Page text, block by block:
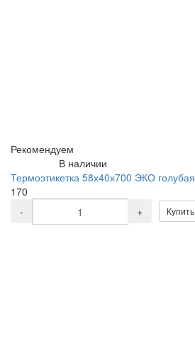
Рекомендуем
В наличии
Термоэтикетка 58х40х700 ЭКО голубая
170
-
+ Купить